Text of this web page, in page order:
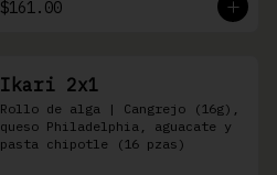
$161.00
Ikari 2x1
Rollo de alga | Cangrejo (16g),
queso Philadelphia, aguacate y
pasta chipotle (16 pzas)